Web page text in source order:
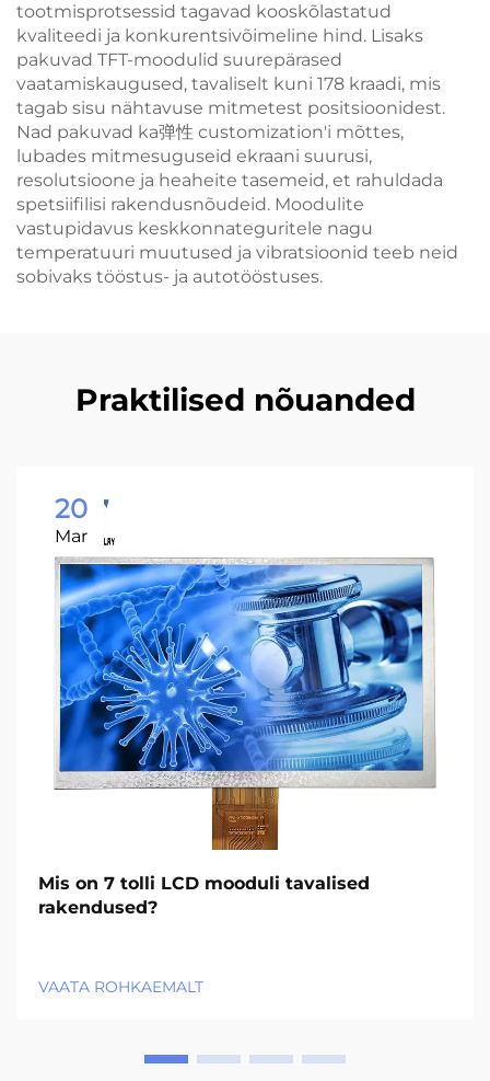
tootmisprotsessid tagavad kooskõlastatud
kvaliteedi ja konkurentsivõimeline hind. Lisaks
pakuvad TFT-moodulid suurepärased
vaatamiskaugused, tavaliselt kuni 178 kraadi, mis
tagab sisu nähtavuse mitmetest positsioonidest.
Nad pakuvad ka弹性 customization'i mõttes,
lubades mitmesuguseid ekraani suurusi,
resolutsioone ja heaheite tasemeid, et rahuldada
spetsiifilisi rakendusnõudeid. Moodulite
vastupidavus keskkonnateguritele nagu
temperatuuri muutused ja vibratsioonid teeb neid
sobivaks tööstus- ja autotööstuses.
Praktilised nõuanded
20
Mar
Mis on 7 tolli LCD mooduli tavalised
rakendused?
VAATA ROHKAEMALT